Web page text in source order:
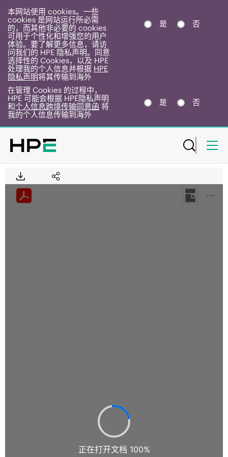
本网站使用 cookies。一些
cookies 是网站运行所必需
的，而其他非必要的 cookies
可用于个性化和增强您的用户
体验。要了解更多信息，请访
问我们的 HPE 隐私声明。同意
选择性的 Cookies，以及 HPE
处理我的个人信息并根据 HPE
隐私声明将其传输到海外
是 否
在管理 Cookies 的过程中，
HPE 可能会根据 HPE隐私声明
和个人信息跨境传输同意函 将
我的个人信息传输到海外
是 否